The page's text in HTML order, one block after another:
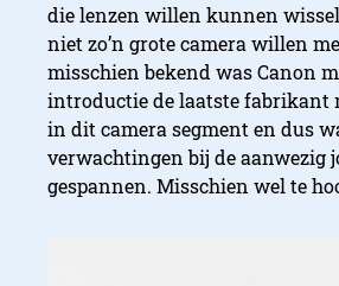
die lenzen willen kunnen
niet zo’n grote camera willen
misschien bekend was Canon
introductie de laatste fabrikant
in dit camera segment en dus
verwachtingen bij de aanwezig
gespannen. Misschien wel te